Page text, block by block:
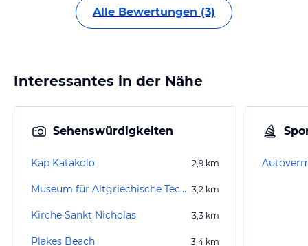
Alle Bewertungen (3)
Interessantes in der Nähe
Sehenswürdigkeiten
Kap Katakolo 2,9 km
Museum für Altgriechische Technologie 3,2 km
Kirche Sankt Nicholas 3,3 km
Plakes Beach 3,4 km